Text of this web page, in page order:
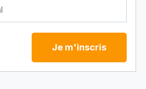
Je m'inscris